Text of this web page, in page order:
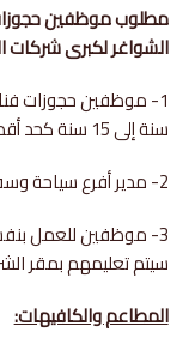
مطلوب موظفين
الشواغر لكبرى شركات
1- موظفين حجوزات
سنة إلى 15 سنة كحد أقصى.
2- مدير أفرع سياحة وسفر بخبرة لا تقل عن 5 سنوات
3- موظفين للعمل
سيتم تعليمهم بمقر
المطاعم والكافيهات: